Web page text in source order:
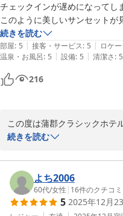
リニューアル後には、より一
できるよう努めてまいります。
再びお目にかかれます日を、
おります。
蒲郡クラシックホテル
2026-01-04
チェックインが遅めになってし
このように美しいサンセットが
続きを読む
部屋: 5 | 接客・サービス: 5 | ロケ
温泉・お風呂: 5 | 設備: 5 | 清潔さ: 5
216
この度は蒲郡クラシックホテ
ございます。
お部屋からご覧いただいた夕
と感じていただけたこと、私
います。
チェックインが遅めでいらし
続きを読む
よち2006
60代/女性 | 16件のクチコミ
5 2025年12月